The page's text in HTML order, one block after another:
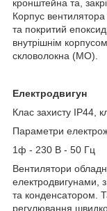
кронштейна та,
Корпус вентилятора
та покритий
внутрішнім
скловолокна (МО).
Електродвигун
Клас захисту IP44,
Параметри
1ф - 230 В - 50 Гц
Вентилятори
електродвигунами,
та конденсатором.
регулювання